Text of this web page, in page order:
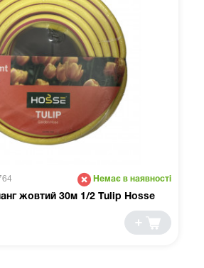
Немає в наявності
жовтий 30м 1/2 Tulip Hosse